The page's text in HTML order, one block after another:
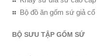
Bộ đồ ăn gốm sứ giả cổ
BỘ SƯU TẬP GỐM SỨ